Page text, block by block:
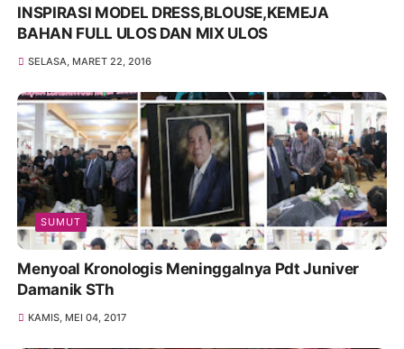
INSPIRASI MODEL DRESS,BLOUSE,KEMEJA
BAHAN FULL ULOS DAN MIX ULOS
SELASA, MARET 22, 2016
SUMUT
Menyoal Kronologis Meninggalnya Pdt Juniver
Damanik STh
KAMIS, MEI 04, 2017